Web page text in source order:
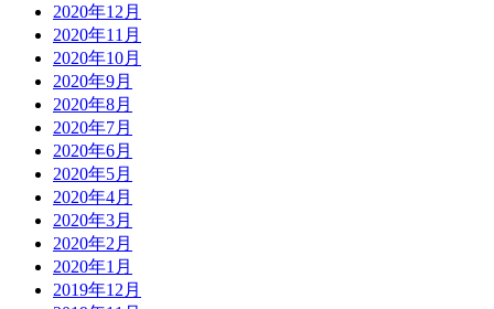
2020年12月
2020年11月
2020年10月
2020年9月
2020年8月
2020年7月
2020年6月
2020年5月
2020年4月
2020年3月
2020年2月
2020年1月
2019年12月